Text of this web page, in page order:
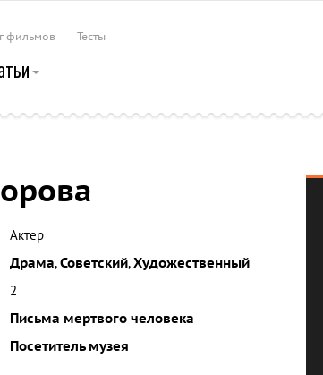
фильмов Тесты
Актер
Драма,Советский,Художественный
2
Письма мертвого человека
Посетитель музея